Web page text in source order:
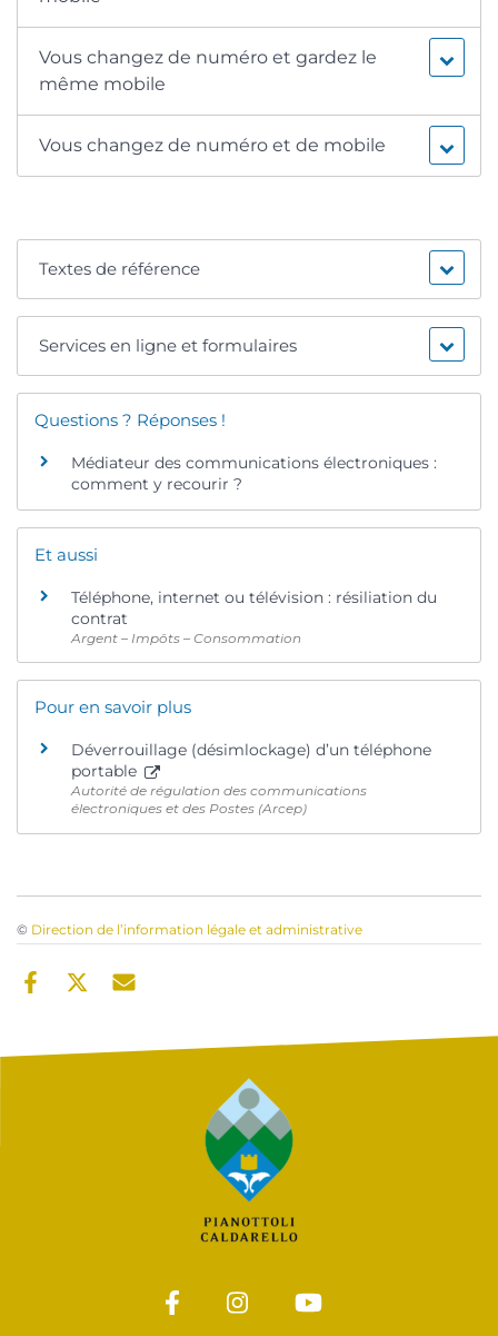
Vous changez de numéro et gardez le
même mobile
Vous changez de numéro et de mobile
Textes de référence
Services en ligne et formulaires
Questions ? Réponses !
Médiateur des communications électroniques :
comment y recourir ?
Et aussi
Téléphone, internet ou télévision : résiliation du
contrat
Argent – Impôts – Consommation
Pour en savoir plus
Déverrouillage (désimlockage) d’un téléphone
portable
Autorité de régulation des communications
électroniques et des Postes (Arcep)
© Direction de l’information légale et administrative